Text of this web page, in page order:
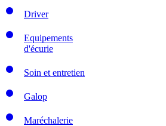
Driver
Equipements
d'écurie
Soin et entretien
Galop
Maréchalerie